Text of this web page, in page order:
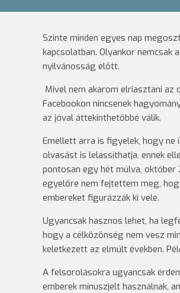
Szinte minden egyes nap
kapcsolatban. Olyankor nemcsak
nyilvánosság előtt.
Mivel nem akarom elriasztani az
Facebookon nincsenek
az jóval áttekinthetőbbé válik.
Emellett arra is figyelek, hogy ne
olvasást is lelassíthatja, ennek
pontosan egy hét múlva, október
egyelőre nem fejtettem meg,
embereket figurázzák ki vele.
Ugyancsak hasznos lehet, ha
hogy a célközönség nem vesz
keletkezett az elmúlt években.
A felsorolásokra ugyancsak
emberek mínuszjelt használnak,